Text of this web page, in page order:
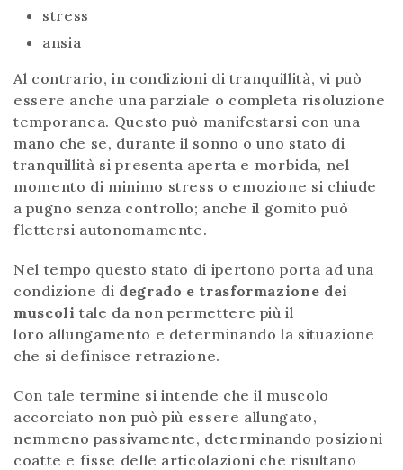
stress
ansia
Al contrario, in condizioni di tranquillità, vi può
essere anche una parziale o completa risoluzione
temporanea. Questo può manifestarsi con una
mano che se, durante il sonno o uno stato di
tranquillità si presenta aperta e morbida, nel
momento di minimo stress o emozione si chiude
a pugno senza controllo; anche il gomito può
flettersi autonomamente.
Nel tempo questo stato di ipertono porta ad una
condizione di degrado e trasformazione dei
muscoli tale da non permettere più il
loro allungamento e determinando la situazione
che si definisce retrazione.
Con tale termine si intende che il muscolo
accorciato non può più essere allungato,
nemmeno passivamente, determinando posizioni
coatte e fisse delle articolazioni che risultano